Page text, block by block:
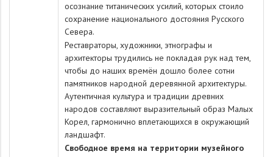
осознание титанических усилий, которых стоило
сохранение национального достояния Русского
Севера.
Реставраторы, художники, этнографы и
архитекторы трудились не покладая рук над тем,
чтобы до наших времён дошло более сотни
памятников народной деревянной архитектуры.
Аутентичная культура и традиции древних
народов составляют выразительный образ Малых
Корел, гармонично вплетающихся в окружающий
ландшафт.
Свободное время на территории музейного